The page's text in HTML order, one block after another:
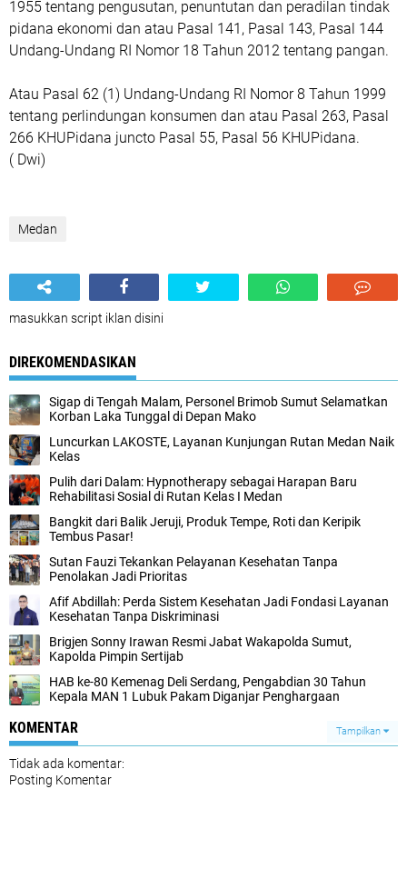
1955 tentang pengusutan, penuntutan dan peradilan tindak
pidana ekonomi dan atau Pasal 141, Pasal 143, Pasal 144
Undang-Undang RI Nomor 18 Tahun 2012 tentang pangan.
Atau Pasal 62 (1) Undang-Undang RI Nomor 8 Tahun 1999
tentang perlindungan konsumen dan atau Pasal 263, Pasal
266 KHUPidana juncto Pasal 55, Pasal 56 KHUPidana.
( Dwi)
Medan
masukkan script iklan disini
DIREKOMENDASIKAN
Sigap di Tengah Malam, Personel Brimob Sumut Selamatkan
Korban Laka Tunggal di Depan Mako
Luncurkan LAKOSTE, Layanan Kunjungan Rutan Medan Naik
Kelas
Pulih dari Dalam: Hypnotherapy sebagai Harapan Baru
Rehabilitasi Sosial di Rutan Kelas I Medan
Bangkit dari Balik Jeruji, Produk Tempe, Roti dan Keripik
Tembus Pasar!
Sutan Fauzi Tekankan Pelayanan Kesehatan Tanpa
Penolakan Jadi Prioritas
Afif Abdillah: Perda Sistem Kesehatan Jadi Fondasi Layanan
Kesehatan Tanpa Diskriminasi
Brigjen Sonny Irawan Resmi Jabat Wakapolda Sumut,
Kapolda Pimpin Sertijab
HAB ke-80 Kemenag Deli Serdang, Pengabdian 30 Tahun
Kepala MAN 1 Lubuk Pakam Diganjar Penghargaan
KOMENTAR Tampilkan
Tidak ada komentar:
Posting Komentar